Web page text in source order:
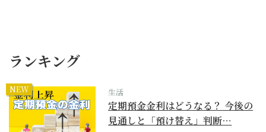
ランキング
NEW 生活
定期預金金利はどうなる？ 今後の
見通しと「預け替え」判断…